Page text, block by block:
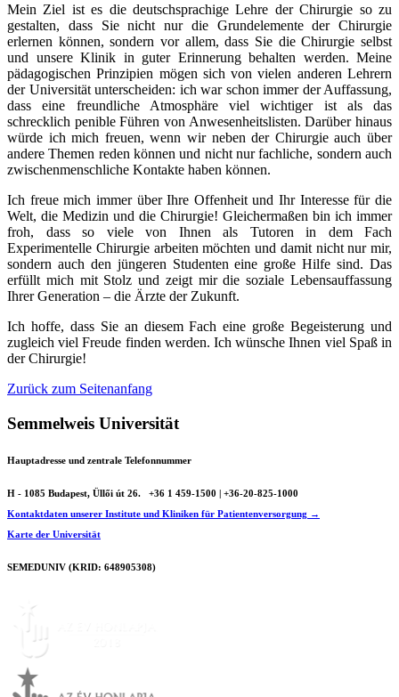
Mein Ziel ist es die deutschsprachige Lehre der Chirurgie so zu
gestalten, dass Sie nicht nur die Grundelemente der Chirurgie
erlernen können, sondern vor allem, dass Sie die Chirurgie selbst
und unsere Klinik in guter Erinnerung behalten werden. Meine
pädagogischen Prinzipien mögen sich von vielen anderen Lehrern
der Universität unterscheiden: ich war schon immer der Auffassung,
dass eine freundliche Atmosphäre viel wichtiger ist als das
schrecklich penible Führen von Anwesenheitslisten. Darüber hinaus
würde ich mich freuen, wenn wir neben der Chirurgie auch über
andere Themen reden können und nicht nur fachliche, sondern auch
zwischenmenschliche Kontakte haben können.
Ich freue mich immer über Ihre Offenheit und Ihr Interesse für die
Welt, die Medizin und die Chirurgie! Gleichermaßen bin ich immer
froh, dass so viele von Ihnen als Tutoren in dem Fach
Experimentelle Chirurgie arbeiten möchten und damit nicht nur mir,
sondern auch den jüngeren Studenten eine große Hilfe sind. Das
erfüllt mich mit Stolz und zeigt mir die soziale Lebensauffassung
Ihrer Generation – die Ärzte der Zukunft.
Ich hoffe, dass Sie an diesem Fach eine große Begeisterung und
zugleich viel Freude finden werden. Ich wünsche Ihnen viel Spaß in
der Chirurgie!
Zurück zum Seitenanfang
Semmelweis Universität
Hauptadresse und zentrale Telefonnummer
H - 1085 Budapest, Üllői út 26.
+36 1 459-1500 | +36-20-825-1000
Kontaktdaten unserer Institute und Kliniken für Patientenversorgung →
Karte der Universität
SEMEDUNIV (KRID: 648905308)